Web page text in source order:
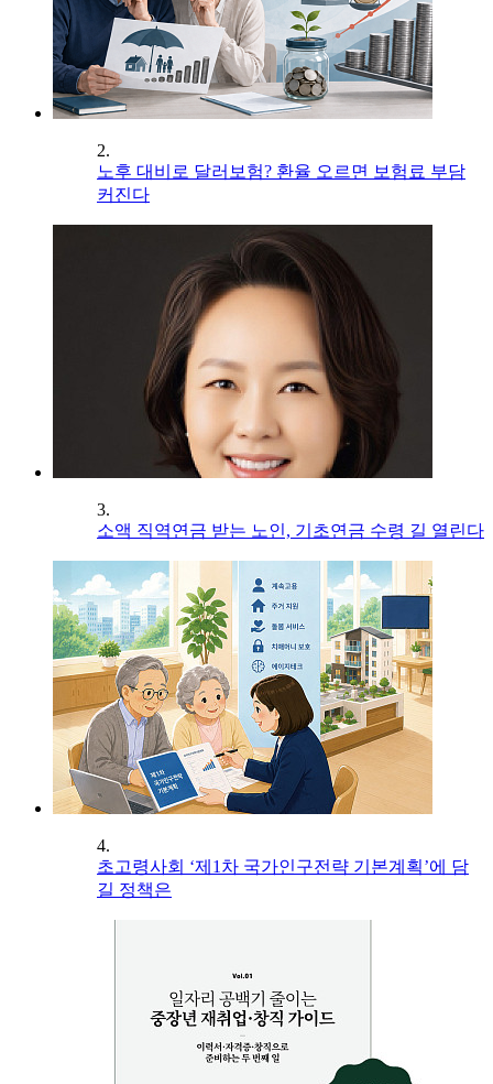
2.
노후 대비로 달러보험? 환율 오르면 보험료 부담
커진다
3.
소액 직역연금 받는 노인, 기초연금 수령 길 열린다
4.
초고령사회 ‘제1차 국가인구전략 기본계획’에 담
길 정책은